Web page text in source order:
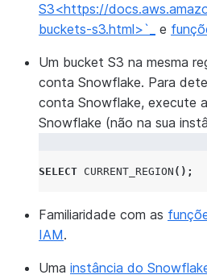
S3<https://
buckets-s3.html>`_
e
Um bucket S3 na mesma
conta Snowflake. Para
conta Snowflake, execute
Snowflake (não na sua
SELECT CURRENT_REGION ();
Familiaridade com as
IAM.
Uma instância do